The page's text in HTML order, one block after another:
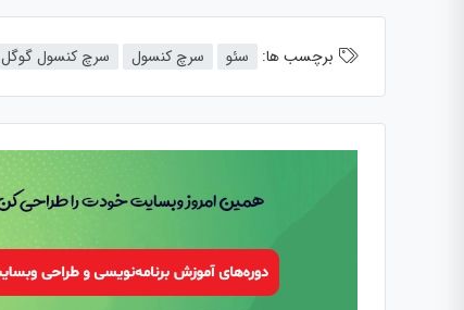
برچسب ها: سئو سرچ کنسول سرچ کنسول گوگل